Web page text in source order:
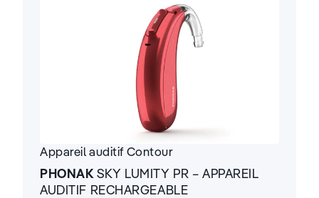
Appareil auditifContour
PHONAK SKY LUMITY PR – APPAREIL
AUDITIF RECHARGEABLE